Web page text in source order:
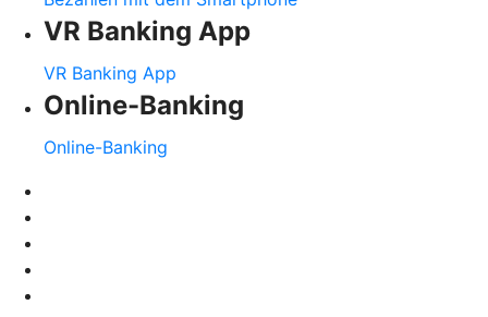
VR Banking App
VR Banking App
Online-Banking
Online-Banking